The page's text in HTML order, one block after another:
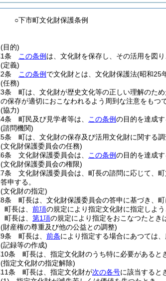
○下市町文化財保護条例
(目的)
条
この条例 は、文化財を保存し、その活用を図
(定義)
条
この条例 で文化財とは、文化財保護法(昭和25
(任務)
条
町は、文化財が歴史文化等の正しい理解のた
の保存が適切におこなわれるよう周到な注意をもつ
(協力)
条
町民及び見学者等は、 この条例の目的を達成
(諮問機関)
条
町は、文化財の保存及び活用文化財に関する
(文化財保護委員会の任務)
条
文化財保護委員会は、 この条例の目的を達成
(文化財保護委員会の権限)
条
文化財保護委員会は、町長の諮問に応じて、
答申する。
(文化財の指定)
条
町長は、文化財保護委員会の答申に基づき、
町長は、 前項の規定により指定文化財に指定しよ
町長は、 第1項の規定により指定をおこなつたとき
(財産権の尊重及び他の公益との調整)
条
町長は、 前条により指定する場合にあつては
(記録等の作成)
条
町長は、指定文化財のうち特に必要があると
(指定文化財の指定解除)
条
町長は、指定文化財が次の各号に該当すると